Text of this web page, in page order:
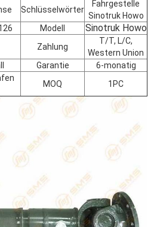
Schlüsselwörter
Fahrgestelle
Sinotruk Howo
Modell Sinotruk Howo
Zahlung
T/T, L/C,
Western Union
Garantie
6-monatig
MOQ 1PC